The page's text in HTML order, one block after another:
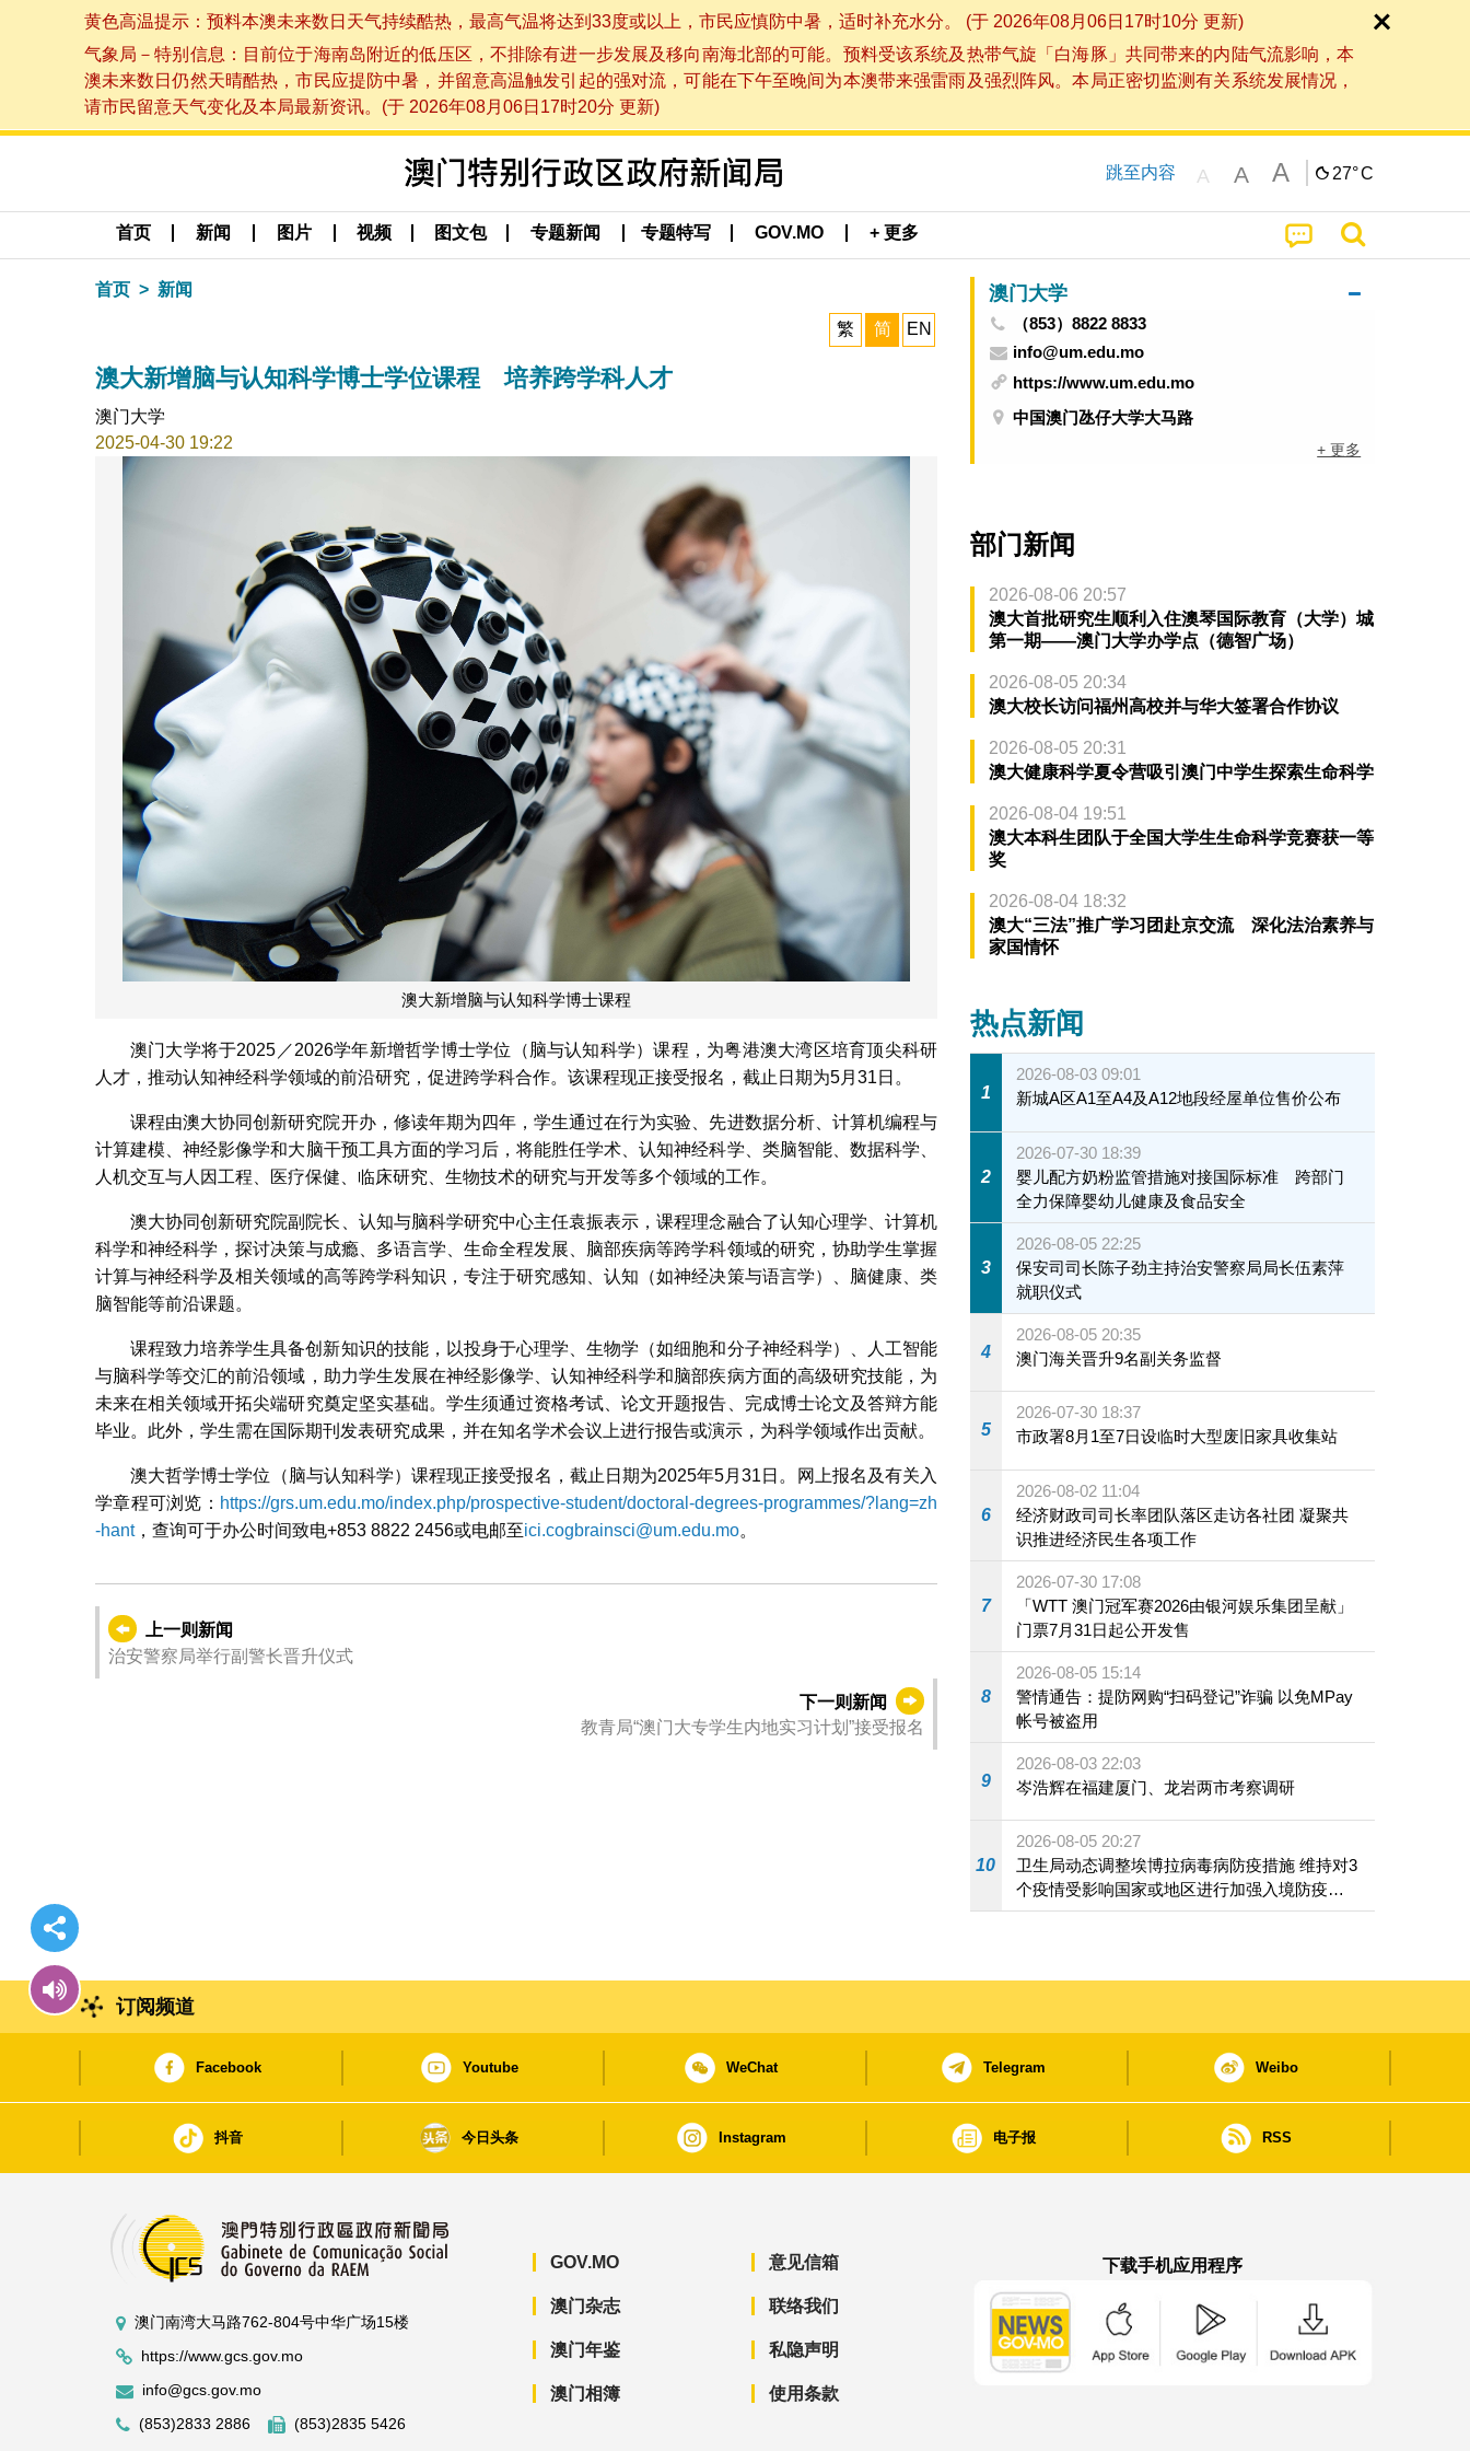
黄色高温提示：预料本澳未来数日天气持续酷热，最高气温将达到33度或以上，市民应慎防中暑，适时补充水分。 (于 2026年08月06日17时10分 更新)
气象局－特别信息：目前位于海南岛附近的低压区，不排除有进一步发展及移向南海北部的可能。预料受该系统及热带气旋「白海豚」共同带来的内陆气流影响，本
澳未来数日仍然天晴酷热，市民应提防中暑，并留意高温触发引起的强对流，可能在下午至晚间为本澳带来强雷雨及强烈阵风。本局正密切监测有关系统发展情况，
请市民留意天气变化及本局最新资讯。(于 2026年08月06日17时20分 更新)
跳至内容 A A A 27°C
首页 新闻 图片 视频 图文包 专题新闻 专题特写 GOV.MO + 更多
首页 新闻
繁 简 EN
澳大新增脑与认知科学博士学位课程 培养跨学科人才
澳门大学
2025-04-30 19:22
澳大新增脑与认知科学博士课程
澳门大学将于2025／2026学年新增哲学博士学位（脑与认知科学）课程，为粤港澳大湾区培育顶尖科研
人才，推动认知神经科学领域的前沿研究，促进跨学科合作。该课程现正接受报名，截止日期为5月31日。
课程由澳大协同创新研究院开办，修读年期为四年，学生通过在行为实验、先进数据分析、计算机编程与
计算建模、神经影像学和大脑干预工具方面的学习后，将能胜任学术、认知神经科学、类脑智能、数据科学、
人机交互与人因工程、医疗保健、临床研究、生物技术的研究与开发等多个领域的工作。
澳大协同创新研究院副院长、认知与脑科学研究中心主任袁振表示，课程理念融合了认知心理学、计算机
科学和神经科学，探讨决策与成瘾、多语言学、生命全程发展、脑部疾病等跨学科领域的研究，协助学生掌握
计算与神经科学及相关领域的高等跨学科知识，专注于研究感知、认知（如神经决策与语言学）、脑健康、类
脑智能等前沿课题。
课程致力培养学生具备创新知识的技能，以投身于心理学、生物学（如细胞和分子神经科学）、人工智能
与脑科学等交汇的前沿领域，助力学生发展在神经影像学、认知神经科学和脑部疾病方面的高级研究技能，为
未来在相关领域开拓尖端研究奠定坚实基础。学生须通过资格考试、论文开题报告、完成博士论文及答辩方能
毕业。此外，学生需在国际期刊发表研究成果，并在知名学术会议上进行报告或演示，为科学领域作出贡献。
澳大哲学博士学位（脑与认知科学）课程现正接受报名，截止日期为2025年5月31日。网上报名及有关入
学章程可浏览： https://grs.um.edu.mo/index.php/prospective-student/doctoral-degrees-programmes/?lang=zh
-hant，查询可于办公时间致电+853 8822 2456或电邮至ici.cogbrainsci@um.edu.mo。
上一则新闻
治安警察局举行副警长晋升仪式
下一则新闻
教青局“澳门大专学生内地实习计划”接受报名
澳门大学
（853）8822 8833
info@um.edu.mo
https://www.um.edu.mo
中国澳门氹仔大学大马路
+ 更多
部门新闻
2026-08-06 20:57
澳大首批研究生顺利入住澳琴国际教育（大学）城
第一期——澳门大学办学点（德智广场）
2026-08-05 20:34
澳大校长访问福州高校并与华大签署合作协议
2026-08-05 20:31
澳大健康科学夏令营吸引澳门中学生探索生命科学
2026-08-04 19:51
澳大本科生团队于全国大学生生命科学竞赛获一等
奖
2026-08-04 18:32
澳大“三法”推广学习团赴京交流 深化法治素养与
家国情怀
热点新闻
1
2026-08-03 09:01
新城A区A1至A4及A12地段经屋单位售价公布
2
2026-07-30 18:39
婴儿配方奶粉监管措施对接国际标准 跨部门
全力保障婴幼儿健康及食品安全
3
2026-08-05 22:25
保安司司长陈子劲主持治安警察局局长伍素萍
就职仪式
4
2026-08-05 20:35
澳门海关晋升9名副关务监督
5
2026-07-30 18:37
市政署8月1至7日设临时大型废旧家具收集站
6
2026-08-02 11:04
经济财政司司长率团队落区走访各社团 凝聚共
识推进经济民生各项工作
7
2026-07-30 17:08
「WTT 澳门冠军赛2026由银河娱乐集团呈献」
门票7月31日起公开发售
8
2026-08-05 15:14
警情通告：提防网购“扫码登记”诈骗 以免MPay
帐号被盗用
9
2026-08-03 22:03
岑浩辉在福建厦门、龙岩两市考察调研
10
2026-08-05 20:27
卫生局动态调整埃博拉病毒病防疫措施 维持对3
个疫情受影响国家或地区进行加强入境防疫措
施
订阅频道
Facebook Youtube WeChat Telegram Weibo
抖音 今日头条 Instagram 电子报 RSS
澳门南湾大马路762-804号中华广场15楼
https://www.gcs.gov.mo
info@gcs.gov.mo
(853)2833 2886
(853)2835 5426
GOV.MO
澳门杂志
澳门年鉴
澳门相簿
意见信箱
联络我们
私隐声明
使用条款
下载手机应用程序